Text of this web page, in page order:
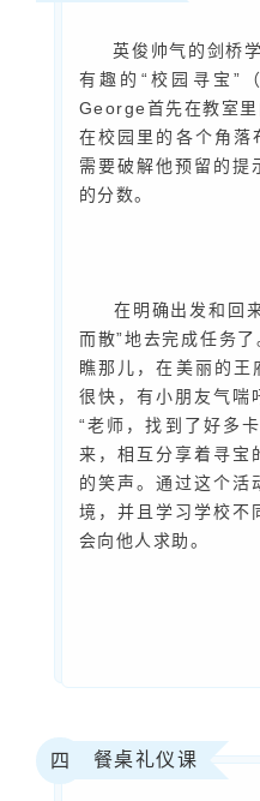
英俊帅气的剑桥
有趣的“校园寻宝”
George首先在教室
在校园里的各个角落
需要破解他预留的提
的分数。
在明确出发和回来
而散”地去完成任务
瞧那儿，在美丽的王
很快，有小朋友气喘
“老师，找到了好多
来，相互分享着寻宝
的笑声。通过这个活
境，并且学习学校不
会向他人求助。
四 餐桌礼仪课